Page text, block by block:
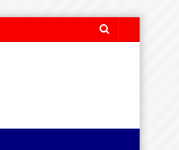
Search